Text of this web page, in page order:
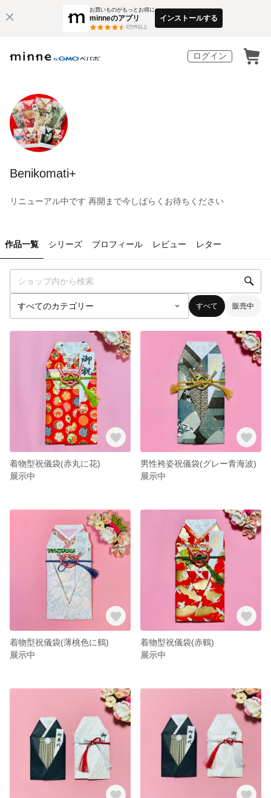
お買いものがもっとお得に
minneのアプリ
3万件以上
インストールする
ログイン
Benikomati+
リニューアル中です 再開まで今しばらくお待ちください
作品一覧 シリーズ プロフィール レビュー レター
すべて 販売中
着物型祝儀袋(赤丸に花)
展示中
男性袴姿祝儀袋(グレー青海波)
展示中
着物型祝儀袋(薄桃色に鶴)
展示中
着物型祝儀袋(赤鶴)
展示中